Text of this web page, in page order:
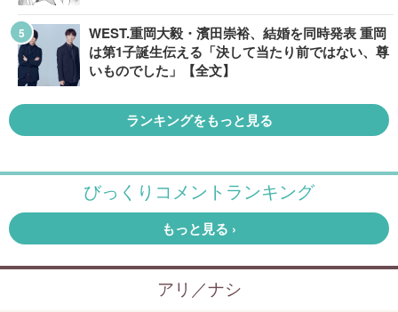
WEST.重岡大毅・濱田崇裕、結婚を同時発表 重岡
は第1子誕生伝える「決して当たり前ではない、尊
いものでした」【全文】
ランキングをもっと見る